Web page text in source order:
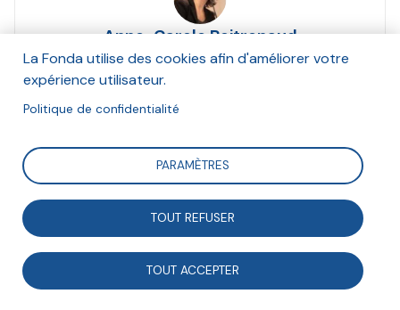
Anne-Carole Poitrenaud
Mars 2015
Une nouvelle forme d’entraide fait beaucoup parler
d’elle : le logement intergénérationnel. Le phénomène
est récent en France : à peine une dizaine d’années.
Au contraire de certains pays, où l’habitat
intergénérationnel est spontané car culturellement
La Fonda utilise des cookies afin d'améliorer votre
expérience utilisateur.
Politique de confidentialité
PARAMÈTRES
TOUT REFUSER
TOUT ACCEPTER